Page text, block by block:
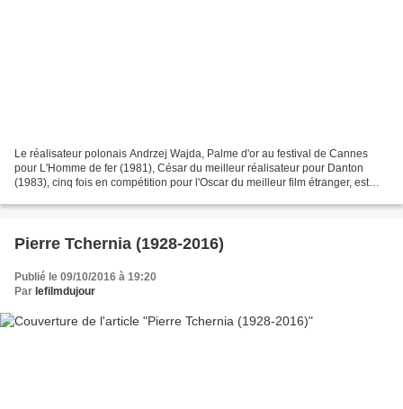
Le réalisateur polonais Andrzej Wajda, Palme d'or au festival de Cannes
pour L'Homme de fer (1981), César du meilleur réalisateur pour Danton
(1983), cinq fois en compétition pour l'Oscar du meilleur film étranger, est
Pierre Tchernia (1928-2016)
Publié le 09/10/2016 à 19:20
Par lefilmdujour